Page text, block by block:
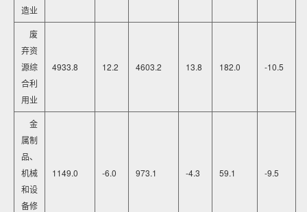
造业
废
弃资
源综
合利
用业
4933.8 12.2 4603.2 13.8 182.0 -10.5
金
属制
品、
机械
和设
备修
1149.0 -6.0 973.1 -4.3 59.1 -9.5